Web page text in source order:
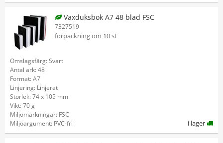
Vaxduksbok A7 48 blad FSC
7327519
förpackning om 10 st
Omslagsfärg: Svart
Antal ark: 48
Format: A7
Linjering: Linjerat
Storlek: 74 x 105 mm
Vikt: 70 g
Miljömärkningar: FSC
Miljöargument: PVC-fri
i lager